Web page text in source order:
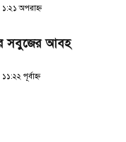
অপরাহ্ণ
সবুজের আবহ
পূর্বাহ্ণ